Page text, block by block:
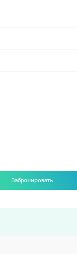
Забронировать